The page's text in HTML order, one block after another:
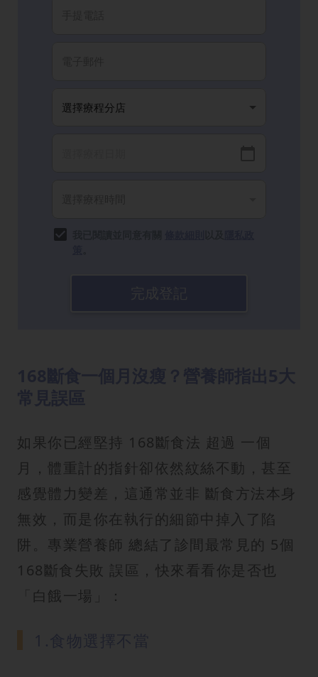
如果你已經堅持 168斷食法 超過 一個
月，體重計的指針卻依然紋絲不動，甚至
感覺體力變差，這通常並非 斷食方法本身
無效，而是你在執行的細節中掉入了陷
阱。專業營養師 總結了診間最常見的 5個
168斷食失敗 誤區，快來看看你是否也
「白餓一場」：